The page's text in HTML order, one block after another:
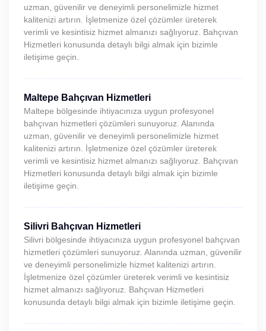
uzman, güvenilir ve deneyimli personelimizle hizmet
kalitenizi artırın. İşletmenize özel çözümler üreterek
verimli ve kesintisiz hizmet almanızı sağlıyoruz. Bahçıvan
Hizmetleri konusunda detaylı bilgi almak için bizimle
iletişime geçin.
Maltepe Bahçıvan Hizmetleri
Maltepe bölgesinde ihtiyacınıza uygun profesyonel
bahçıvan hizmetleri çözümleri sunuyoruz. Alanında
uzman, güvenilir ve deneyimli personelimizle hizmet
kalitenizi artırın. İşletmenize özel çözümler üreterek
verimli ve kesintisiz hizmet almanızı sağlıyoruz. Bahçıvan
Hizmetleri konusunda detaylı bilgi almak için bizimle
iletişime geçin.
Silivri Bahçıvan Hizmetleri
Silivri bölgesinde ihtiyacınıza uygun profesyonel bahçıvan
hizmetleri çözümleri sunuyoruz. Alanında uzman, güvenilir
ve deneyimli personelimizle hizmet kalitenizi artırın.
İşletmenize özel çözümler üreterek verimli ve kesintisiz
hizmet almanızı sağlıyoruz. Bahçıvan Hizmetleri
konusunda detaylı bilgi almak için bizimle iletişime geçin.